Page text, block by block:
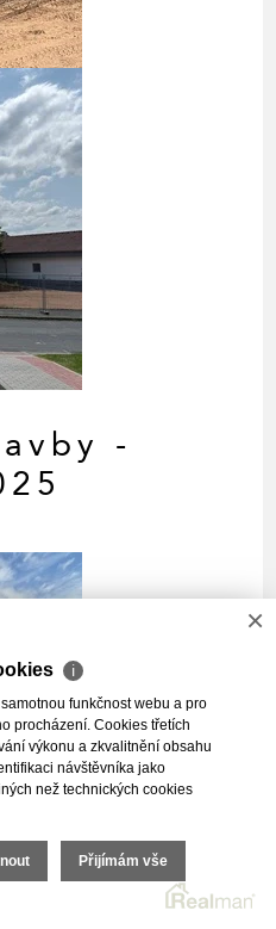
-
×
ℹ
funkčnost webu a pro
procházení. Cookies třetích
výkonu a zkvalitnění obsahu
návštěvníka jako
než technických cookies
Přijímám vše